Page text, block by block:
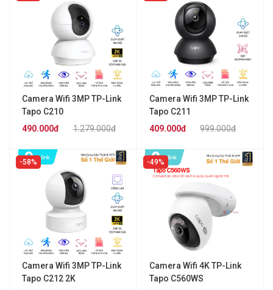
Camera Wifi 3MP TP-Link
Tapo C210
1.279.000đ
490.000đ
Camera Wifi 3MP TP-Link
Tapo C211
999.000đ
409.000đ
58%
Camera Wifi 3MP TP-Link
Tapo C212 2K
49%
Camera Wifi 4K TP-Link
Tapo C560WS